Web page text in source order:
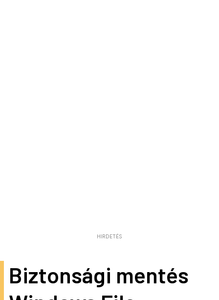
HIRDETÉS
Biztonsági mentés